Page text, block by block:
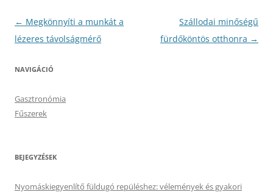
Bejegyzés
navigáció
← Megkönnyíti a munkát a
lézeres távolságmérő
Szállodai minőségű
fürdőköntös otthonra →
NAVIGÁCIÓ
Gasztronómia
Fűszerek
BEJEGYZÉSEK
Nyomáskiegyenlítő füldugó repüléshez: vélemények és gyakori